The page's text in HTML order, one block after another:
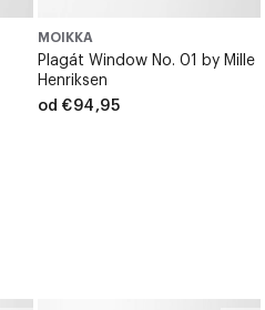
MOIKKA
Plagát Window No. 01 by Mille
Henriksen
od €94,95